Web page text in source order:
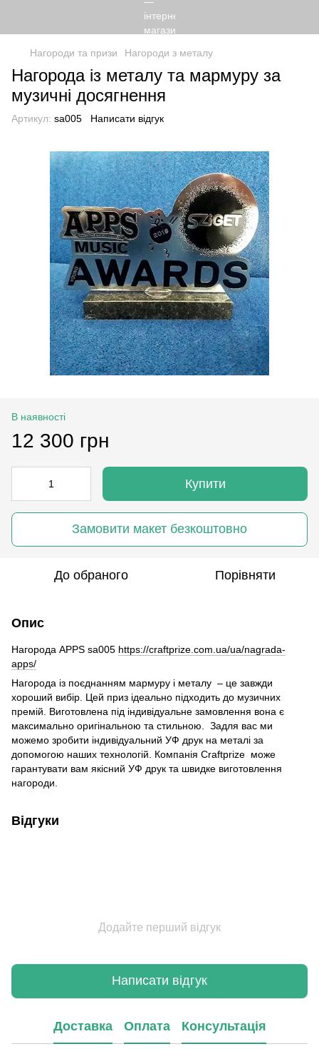
Нагороди та призи Нагороди з металу
Нагорода із металу та мармуру за
музичні досягнення
Артикул: sa005 Написати відгук
В наявності
12 300 грн
Купити
Замовити макет безкоштовно
До обраного Порівняти
Опис
Нагорода APPS sa005 https://craftprize.com.ua/ua/nagrada-
apps/
Нагорода із поєднанням мармуру і металу – це завжди
хороший вибір. Цей приз ідеально підходить до музичних
премій. Виготовлена під індивідуальне замовлення вона є
максимально оригінальною та стильною. Задля вас ми
можемо зробити індивідуальний УФ друк на металі за
допомогою наших технологій. Компанія Craftprize може
гарантувати вам якісний УФ друк та швидке виготовлення
нагороди.
Відгуки
Додайте перший відгук
Написати відгук
Доставка Оплата Консультація